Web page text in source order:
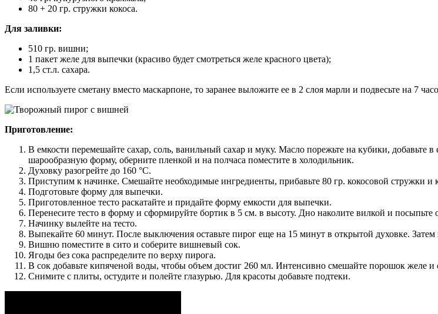
80 + 20 гр. стружки кокоса.
Для заливки:
510 гр. вишни;
1 пакет желе для выпечки (красиво будет смотреться желе красного цвета);
1,5 ст.л. сахара.
Если используете сметану вместо маскарпоне, то заранее выложите ее в 2 слоя марли и подвесьте на 7
Приготовление:
В емкости перемешайте сахар, соль, ванильный сахар и муку. Масло порежьте на кубики, добавьте
шарообразную форму, оберните пленкой и на полчаса поместите в холодильник.
Духовку разогрейте до 160 °С.
Приступим к начинке. Смешайте необходимые ингредиенты, прибавьте 80 гр. кокосовой стружки и
Подготовьте форму для выпечки.
Приготовленное тесто раскатайте и придайте форму емкости для выпечки.
Перенесите тесто в форму и сформируйте бортик в 5 см. в высоту. Дно наколите вилкой и посыпьте
Начинку вылейте на тесто.
Выпекайте 60 минут. После выключения оставьте пирог еще на 15 минут в открытой духовке. Затем
Вишню поместите в сито и соберите вишневый сок.
Ягоды без сока распределите по верху пирога.
В сок добавьте кипяченой воды, чтобы объем достиг 260 мл. Интенсивно смешайте порошок желе и
Снимите с плиты, остудите и полейте глазурью. Для красоты добавьте подтеки.